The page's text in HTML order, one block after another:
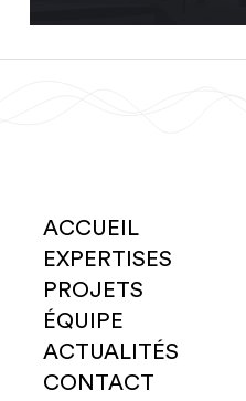
ACCUEIL
EXPERTISES
PROJETS
ÉQUIPE
ACTUALITÉS
CONTACT